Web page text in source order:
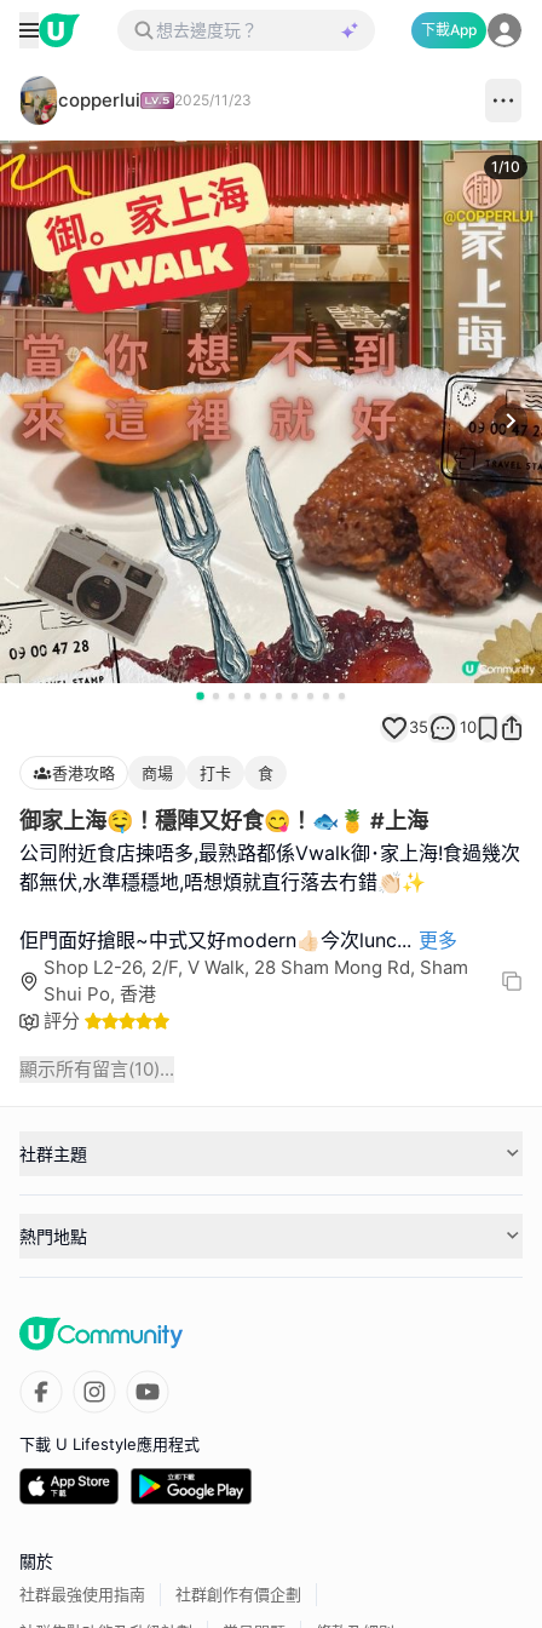
下載App
copperlui 2025/11/23
1/10
35 10
香港攻略 商場 打卡 食
御家上海🤤！穩陣又好食😋！🐟🍍 #上海
公司附近食店揀唔多,最熟路都係Vwalk御･家上海!食過幾次
都無伏,水準穩穩地,唔想煩就直行落去冇錯👏🏻✨
佢門面好搶眼~中式又好modern👍🏻今次lunc... 更多
Shop L2-26, 2/F, V Walk, 28 Sham Mong Rd, Sham
Shui Po, 香港
評分
顯示所有留言(10)...
社群主題
熱門地點
下載 U Lifestyle應用程式
關於
社群最強使用指南
社群創作有價企劃